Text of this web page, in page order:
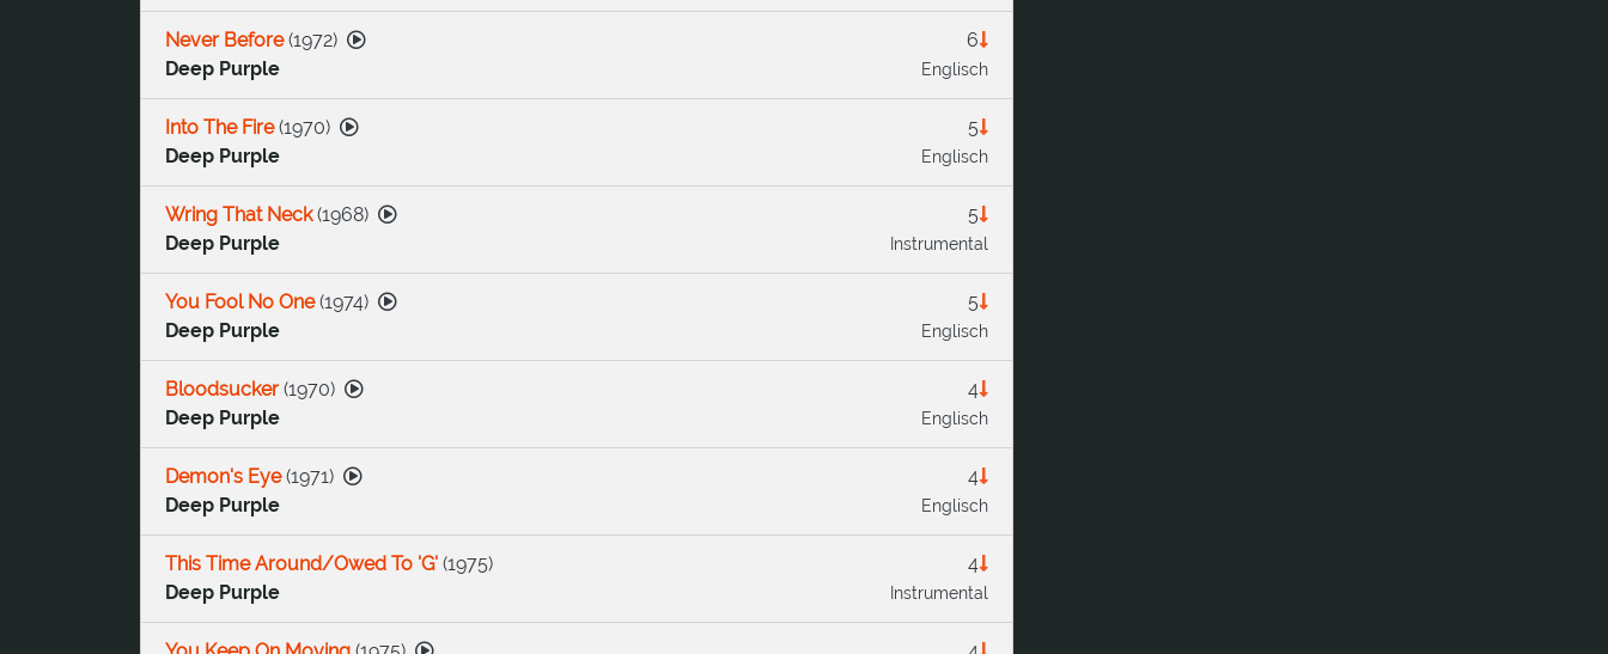
6
Englisch
Never Before(1972)
Deep Purple
5
Englisch
Into The Fire(1970)
Deep Purple
5
Instrumental
Wring That Neck(1968)
Deep Purple
5
Englisch
You Fool No One(1974)
Deep Purple
4
Englisch
Bloodsucker (1970)
Deep Purple
4
Englisch
Demon's Eye(1971)
Deep Purple
4
Instrumental
This Time Around/Owed To 'G' (1975)
Deep Purple